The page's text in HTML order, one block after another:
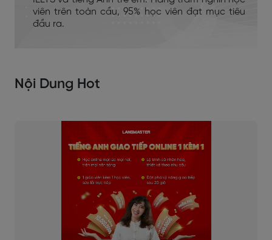
viên trên toàn cầu, 95% học viên đạt mục tiêu
đầu ra.
Nội Dung Hot